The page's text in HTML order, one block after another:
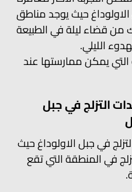
حيث يوجد مناطق
قضاء ليلة في الطبيعة
الليلي.
يمكن ممارستها عند
التزلج في جبل
في جبل الاولوداغ حيث
في المنطقة التي تقع